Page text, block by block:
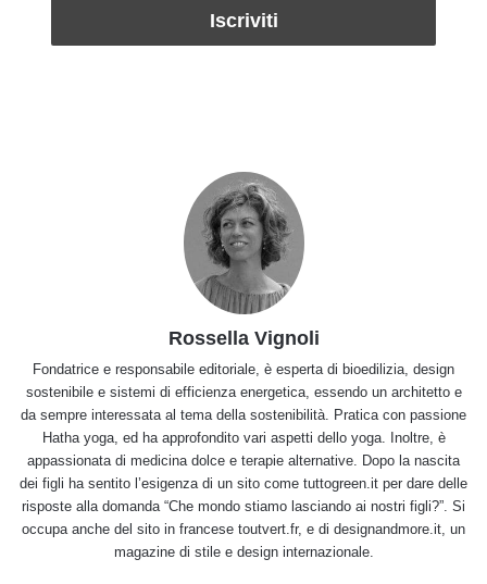
Rossella Vignoli
Fondatrice e responsabile editoriale, è esperta di bioedilizia, design
sostenibile e sistemi di efficienza energetica, essendo un architetto e
da sempre interessata al tema della sostenibilità. Pratica con passione
Hatha yoga, ed ha approfondito vari aspetti dello yoga. Inoltre, è
appassionata di medicina dolce e terapie alternative. Dopo la nascita
dei figli ha sentito l’esigenza di un sito come tuttogreen.it per dare delle
risposte alla domanda “Che mondo stiamo lasciando ai nostri figli?”. Si
occupa anche del sito in francese toutvert.fr, e di designandmore.it, un
magazine di stile e design internazionale.